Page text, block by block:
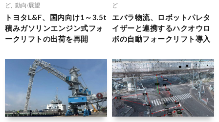
ど
動向/展望
トヨタL&F、国内向け1～3.5t
積みガソリンエンジン式フォ
ークリフトの出荷を再開
ど
エバラ物流、ロボットパレタ
イザーと連携するハクオウロ
ボの自動フォークリフト導入